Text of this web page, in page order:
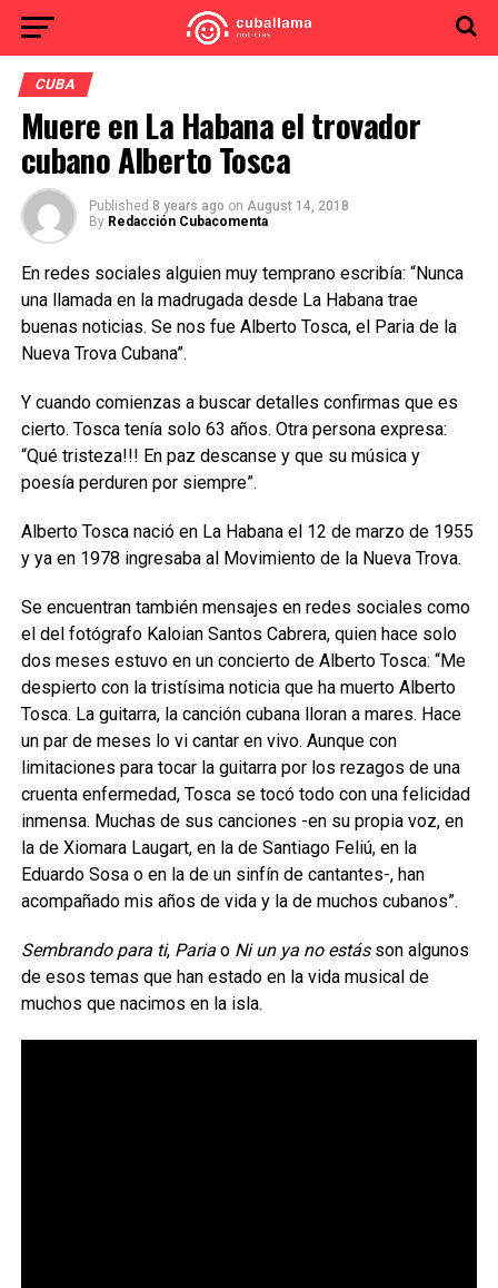
CUBA
Muere en La Habana el trovador
cubano Alberto Tosca
Published 8 years ago on August 14, 2018
By Redacción Cubacomenta
En redes sociales alguien muy temprano escribía: “Nunca
una llamada en la madrugada desde La Habana trae
buenas noticias. Se nos fue Alberto Tosca, el Paria de la
Nueva Trova Cubana”.
Y cuando comienzas a buscar detalles confirmas que es
cierto. Tosca tenía solo 63 años. Otra persona expresa:
“Qué tristeza!!! En paz descanse y que su música y
poesía perduren por siempre”.
Alberto Tosca nació en La Habana el 12 de marzo de 1955
y ya en 1978 ingresaba al Movimiento de la Nueva Trova.
Se encuentran también mensajes en redes sociales como
el del fotógrafo Kaloian Santos Cabrera, quien hace solo
dos meses estuvo en un concierto de Alberto Tosca: “Me
despierto con la tristísima noticia que ha muerto Alberto
Tosca. La guitarra, la canción cubana lloran a mares. Hace
un par de meses lo vi cantar en vivo. Aunque con
limitaciones para tocar la guitarra por los rezagos de una
cruenta enfermedad, Tosca se tocó todo con una felicidad
inmensa. Muchas de sus canciones -en su propia voz, en
la de Xiomara Laugart, en la de Santiago Feliú, en la
Eduardo Sosa o en la de un sinfín de cantantes-, han
acompañado mis años de vida y la de muchos cubanos”.
Sembrando para ti, Pariao Ni un ya no estás son algunos
de esos temas que han estado en la vida musical de
muchos que nacimos en la isla.